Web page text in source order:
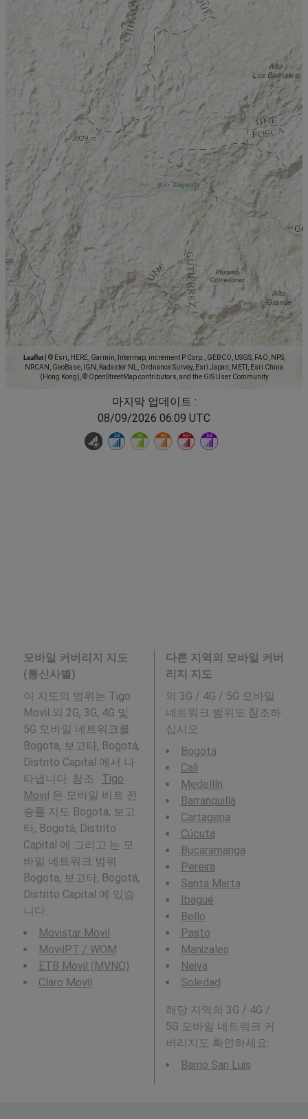
Leaflet
© Esri, HERE, Garmin, Intermap, increment P Corp., GEBCO, USGS, FAO, NPS,
NRCAN, GeoBase, IGN, Kadaster NL, Ordnance Survey, Esri Japan, METI, Esri China
(Hong Kong), © OpenStreetMap contributors, and the GIS User Community
마지막 업데이트 :
08/09/2026 06:09 UTC
모바일 커버리지 지도
(통신사별)
이 지도의 범위는 Tigo
Movil 의 2G, 3G, 4G 및
5G 모바일 네트워크를
Bogota, 보고타, Bogotá,
Distrito Capital 에서 나
타냅니다. 참조 : Tigo
Movil 은 모바일 비트 전
송률 지도 Bogota, 보고
타, Bogotá, Distrito
Capital 에 그리고 는 모
바일 네트워크 범위
Bogota, 보고타, Bogotá,
Distrito Capital 에 있습
니다.
Movistar Movil
MovilPT / WOM
ETB Movil (MVNO)
Claro Movil
다른 지역의 모바일 커버
리지 지도
의 3G / 4G / 5G 모바일
네트워크 범위도 참조하
십시오 :
Bogotá
Cali
Medellín
Barranquilla
Cartagena
Cúcuta
Bucaramanga
Pereira
Santa Marta
Ibagué
Bello
Pasto
Manizales
Neiva
Soledad
해당 지역의 3G / 4G /
5G 모바일 네트워크 커
버리지도 확인하세요:
Barrio San Luis